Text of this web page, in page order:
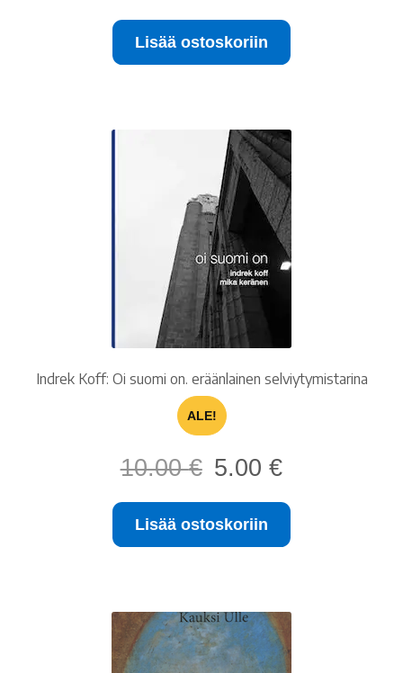
Lisää ostoskoriin
Indrek Koff: Oi suomi on. eräänlainen selviytymistarina
ALE!
10.00€
Alkuperäinen
hinta
oli:
10.00 €.
5.00€Nykyinen
on:
Lisää ostoskoriin